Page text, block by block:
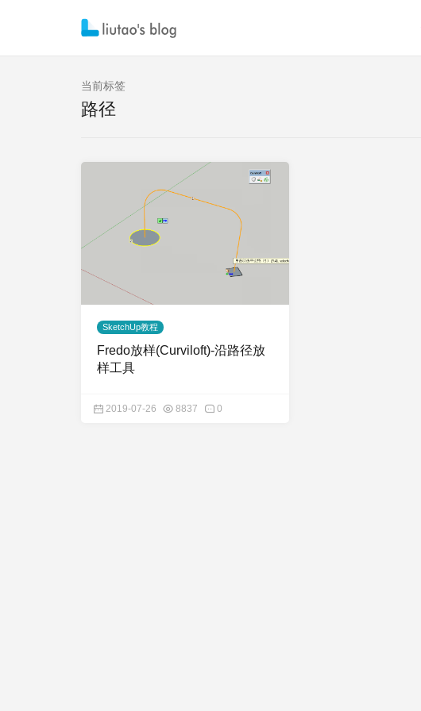
当前标签
路径
SketchUp教程
Fredo放样(Curviloft)-沿路径放
样工具
2019-07-26 8837 0